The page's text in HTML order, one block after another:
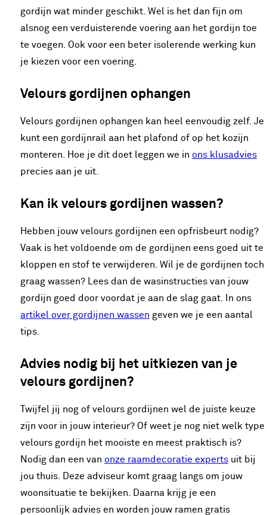
gordijn wat minder geschikt. Wel is het dan fijn om
alsnog een verduisterende voering aan het gordijn toe
te voegen. Ook voor een beter isolerende werking kun
je kiezen voor een voering.
Velours gordijnen ophangen
Velours gordijnen ophangen kan heel eenvoudig zelf. Je
kunt een gordijnrail aan het plafond of op het kozijn
monteren. Hoe je dit doet leggen we in ons klusadvies
precies aan je uit.
Kan ik velours gordijnen wassen?
Hebben jouw velours gordijnen een opfrisbeurt nodig?
Vaak is het voldoende om de gordijnen eens goed uit te
kloppen en stof te verwijderen. Wil je de gordijnen toch
graag wassen? Lees dan de wasinstructies van jouw
gordijn goed door voordat je aan de slag gaat. In ons
artikel over gordijnen wassen geven we je een aantal
tips.
Advies nodig bij het uitkiezen van je
velours gordijnen?
Twijfel jij nog of velours gordijnen wel de juiste keuze
zijn voor in jouw interieur? Of weet je nog niet welk type
velours gordijn het mooiste en meest praktisch is?
Nodig dan een van onze raamdecoratie experts uit bij
jou thuis. Deze adviseur komt graag langs om jouw
woonsituatie te bekijken. Daarna krijg je een
persoonlijk advies en worden jouw ramen gratis